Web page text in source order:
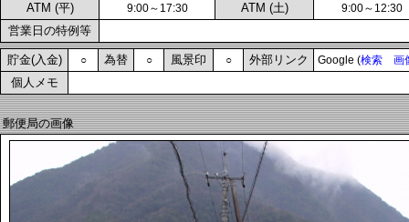
ATM (平) 9:00～17:30 ATM (土) 9:00～12:30
営業日の特例等
貯金(入金) ○ 為替 ○ 風景印 ○ 外部リンク Google (検索 画
個人メモ
郵便局の画像